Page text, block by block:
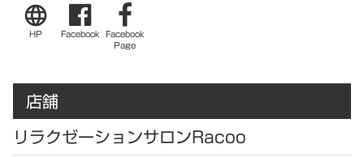
language
HP Facebook Facebook
Page
店舗
リラクゼーションサロンRacoo